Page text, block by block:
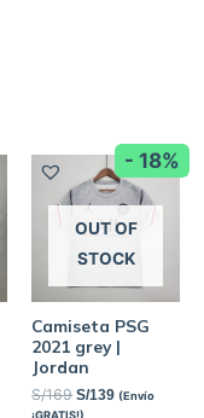
- 18%
OUT OF
STOCK
Camiseta PSG
2021 grey |
Jordan
S/169 S/139 (Envío
¡GRATIS!)